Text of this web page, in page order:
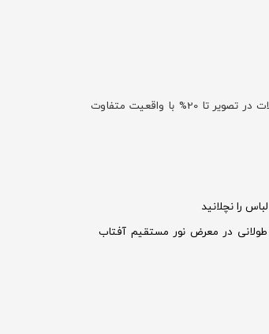
با توجه به تفاوت نمایش رنگ‌ها در صفحه نمایش دستگاه‌های مختلف، رنگ محصولات در تصویر تا 20% با واقعیت متفاوت
را نچلانید
در معرض نور مستقیم آفتاب